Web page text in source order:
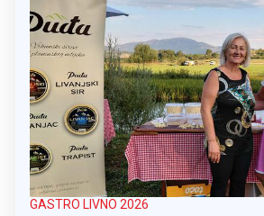
GASTRO LIVNO 2026